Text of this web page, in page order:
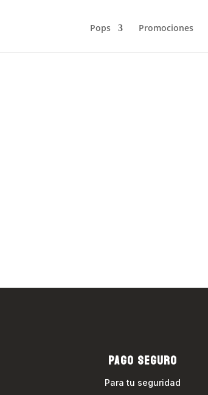
Pops Promociones
PAGO SEGURO
Para tu seguridad